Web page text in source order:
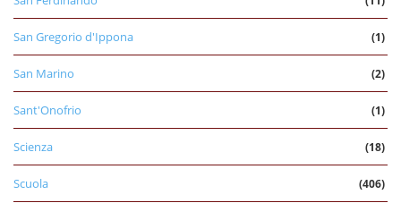
San Gregorio d'Ippona (1)
San Marino (2)
Sant'Onofrio (1)
Scienza (18)
Scuola (406)